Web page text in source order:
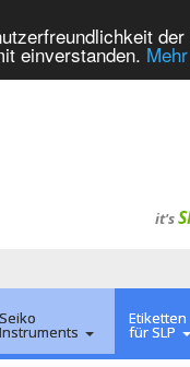
einverstanden.
it's
Seiko
Instruments
Etiketten
für SLP